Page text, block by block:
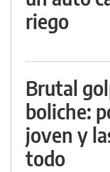
riego
Brutal
boliche:
joven y
todo